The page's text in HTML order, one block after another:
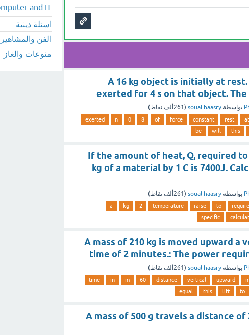
A 16 kg object is initially at
exerted for 4 s on that object.
بواسطة soual haasry
( 261ألف نقاط)
at
rest
constant
force
of
8
0
n
exerted
this
will
be
If the amount of heat, Q, required
kg of a material by 1 C is 7400J.
بواسطة soual haasry
( 261ألف نقاط)
to
raise
temperature
2
kg
a
specific
A mass of 210 kg is moved upward a
time of 2 minutes.: The power
بواسطة soual haasry
( 261ألف نقاط)
upward
vertical
distance
60
m
in
time
to
lift
this
equal
A mass of 500 g travels a distance of
and IT
اسئلة دينية
الفن والمشاهير
منوعات والغاز